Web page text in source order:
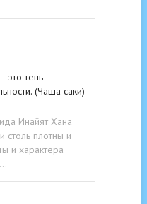
это тень
(Чаша саки)
Инайят Хана
столь плотны и
и характера